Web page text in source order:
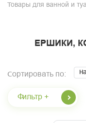
Товары для ванной и
ЕРШИКИ,
Сортировать по:
Фильтр +